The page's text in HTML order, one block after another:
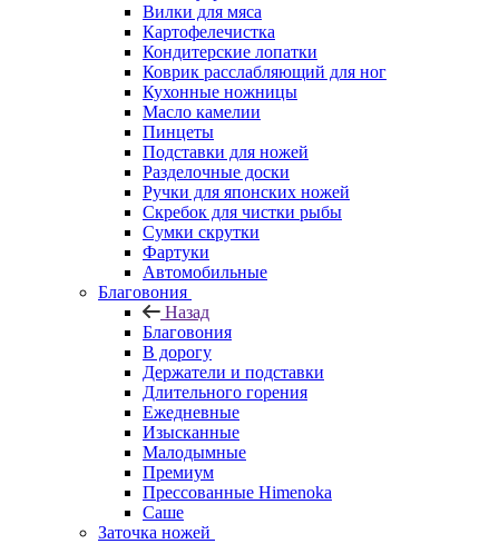
Вилки для мяса
Картофелечистка
Кондитерские лопатки
Коврик расслабляющий для ног
Кухонные ножницы
Масло камелии
Пинцеты
Подставки для ножей
Разделочные доски
Ручки для японских ножей
Скребок для чистки рыбы
Сумки скрутки
Фартуки
Автомобильные
Благовония
Назад
Благовония
В дорогу
Держатели и подставки
Длительного горения
Ежедневные
Изысканные
Малодымные
Премиум
Прессованные Himenoka
Саше
Заточка ножей